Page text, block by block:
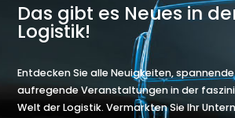
Das gibt es Neues in
Logistik!
Entdecken Sie alle Neuigkeiten,
aufregende Veranstaltungen in der
Welt der Logistik. Vermarkten Sie Ihr